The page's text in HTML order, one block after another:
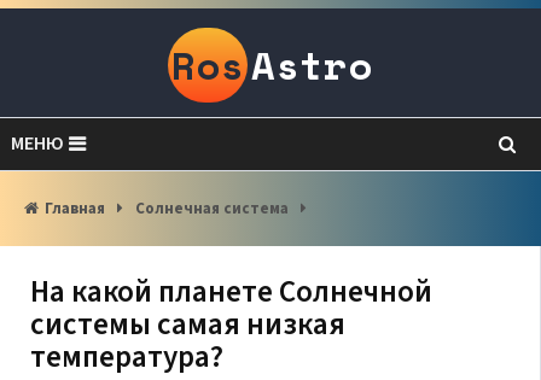
RosAstro
МЕНЮ
Главная Солнечная система
На какой планете Солнечной
системы самая низкая
температура?